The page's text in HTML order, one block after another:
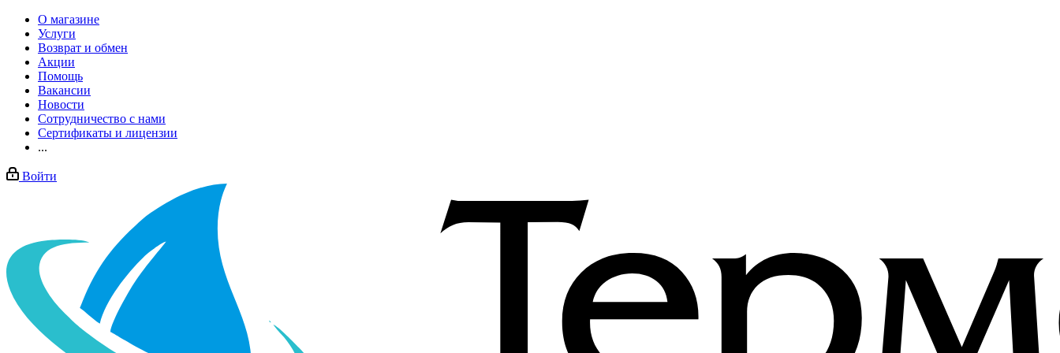
О магазине
Услуги
Возврат и обмен
Акции
Помощь
Вакансии
Новости
Сотрудничество с нами
Сертификаты и лицензии
...
Войти